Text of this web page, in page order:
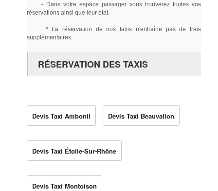
- Dans votre espace passager vous trouverez toutes vos
réservations ainsi que leur état.
* La réservation de nos taxis n'entraîne pas de frais
supplémentaires.
RÉSERVATION DES TAXIS
Devis Taxi Ambonil Devis Taxi Beauvallon
Devis Taxi Étoile-Sur-Rhône
Devis Taxi Montoison